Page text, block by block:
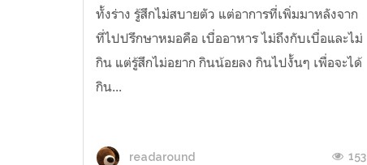
ทั้งร่าง รู้สึกไม่สบายตัว แต่อาการที่เพิ่มมาหลังจาก
ที่ไปปรึกษาหมอคือ เบื่ออาหาร ไม่ถึงกับเบื่อและไม่
กิน แต่รู้สึกไม่อยาก กินน้อยลง กินไปงั้นๆ เพื่อจะได้
กิน...
readaround 153